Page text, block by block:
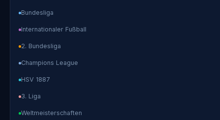
Bundesliga
Internationaler Fußball
2. Bundesliga
Champions League
HSV 1887
3. Liga
Weltmeisterschaften